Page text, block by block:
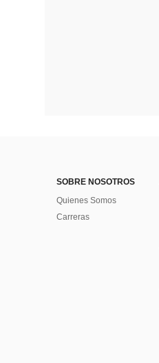
SOBRE NOSOTROS
Quienes Somos
Carreras